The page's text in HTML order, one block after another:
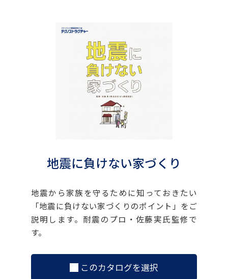
地震に負けない家づくり
地震から家族を守るために知っておきたい
「地震に負けない家づくりのポイント」をご
説明します。耐震のプロ・佐藤実氏監修で
す。
このカタログを選択